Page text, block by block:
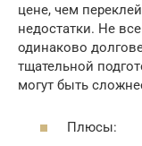
цене, чем
недостатки. Не
одинаково
тщательной
могут быть
Плюсы: